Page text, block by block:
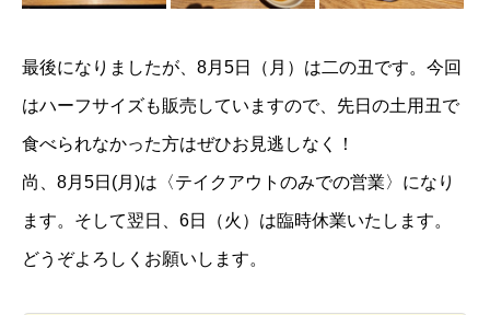
最後になりましたが、8月5日（月）は二の丑です。今回
はハーフサイズも販売していますので、先日の土用丑で
食べられなかった方はぜひお見逃しなく！
尚、8月5日(月)は〈テイクアウトのみでの営業〉になり
ます。そして翌日、6日（火）は臨時休業いたします。
どうぞよろしくお願いします。